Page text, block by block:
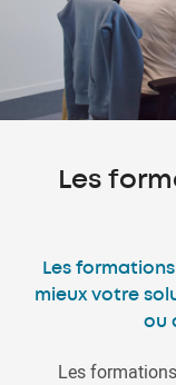
Les
Les
mieux votre
ou
Les